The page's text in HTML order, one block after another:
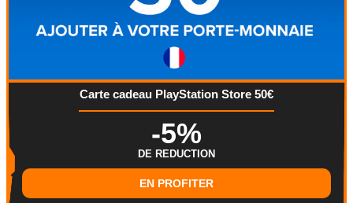
Carte cadeau PlayStation Store 50€
-5%
DE REDUCTION
EN PROFITER